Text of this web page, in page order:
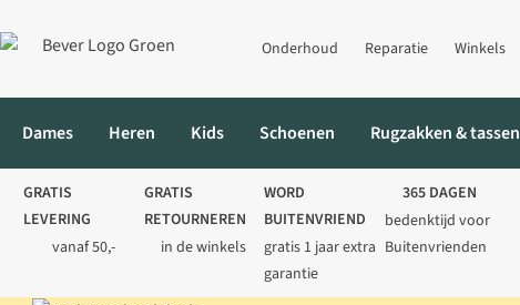
Onderhoud Reparatie Winkels
Dames Heren Kids Schoenen Rugzakken & tassen
GRATIS
LEVERING
vanaf 50,-
GRATIS
RETOURNEREN
in de winkels
WORD
BUITENVRIEND
gratis 1 jaar extra
garantie
365 DAGEN
bedenktijd voor
Buitenvrienden